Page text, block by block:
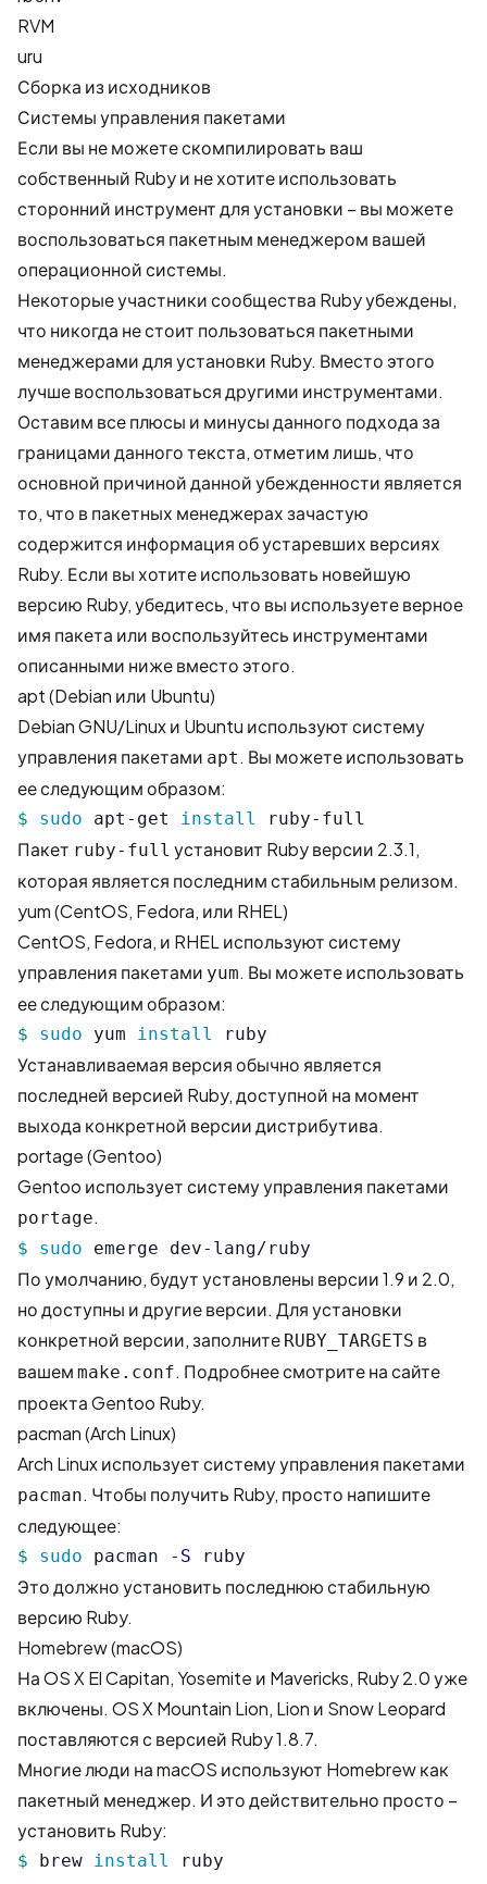
RVM
uru
Сборка из исходников
Системы управления пакетами
Если вы не можете скомпилировать ваш
собственный Ruby и не хотите использовать
сторонний инструмент для установки – вы можете
воспользоваться пакетным менеджером вашей
операционной системы.
Некоторые участники сообщества Ruby убеждены,
что никогда не стоит пользоваться пакетными
менеджерами для установки Ruby. Вместо этого
лучше воспользоваться другими инструментами.
Оставим все плюсы и минусы данного подхода за
границами данного текста, отметим лишь, что
основной причиной данной убежденности является
то, что в пакетных менеджерах зачастую
содержится информация об устаревших версиях
Ruby. Если вы хотите использовать новейшую
версию Ruby, убедитесь, что вы используете верное
имя пакета или воспользуйтесь инструментами
описанными ниже вместо этого.
apt (Debian или Ubuntu)
Debian GNU/Linux и Ubuntu используют систему
управления пакетами apt . Вы можете использовать
ее следующим образом:
$ sudo apt-get install ruby-full
Пакет ruby-full установит Ruby версии 2.3.1,
которая является последним стабильным релизом.
yum (CentOS, Fedora, или RHEL)
CentOS, Fedora, и RHEL используют систему
управления пакетами yum. Вы можете использовать
ее следующим образом:
$ sudo yum install ruby
Устанавливаемая версия обычно является
последней версией Ruby, доступной на момент
выхода конкретной версии дистрибутива.
portage (Gentoo)
Gentoo использует систему управления пакетами
portage.
$ sudo emerge dev-lang/ruby
По умолчанию, будут установлены версии 1.9 и 2.0,
но доступны и другие версии. Для установки
конкретной версии, заполните RUBY_TARGETS в
вашем make.conf. Подробнее смотрите насайте
проекта Gentoo Ruby.
pacman (Arch Linux)
Arch Linux использует систему управления пакетами
pacman. Чтобы получить Ruby, просто напишите
следующее:
$ sudo pacman -S ruby
Это должно установить последнюю стабильную
версию Ruby.
Homebrew (macOS)
На OS X El Capitan, Yosemite и Mavericks, Ruby 2.0 уже
включены. OS X Mountain Lion, Lion и Snow Leopard
поставляются с версией Ruby 1.8.7.
Многие люди на macOS используют Homebrewкак
пакетный менеджер. И это действительно просто –
установить Ruby:
$ brew install ruby